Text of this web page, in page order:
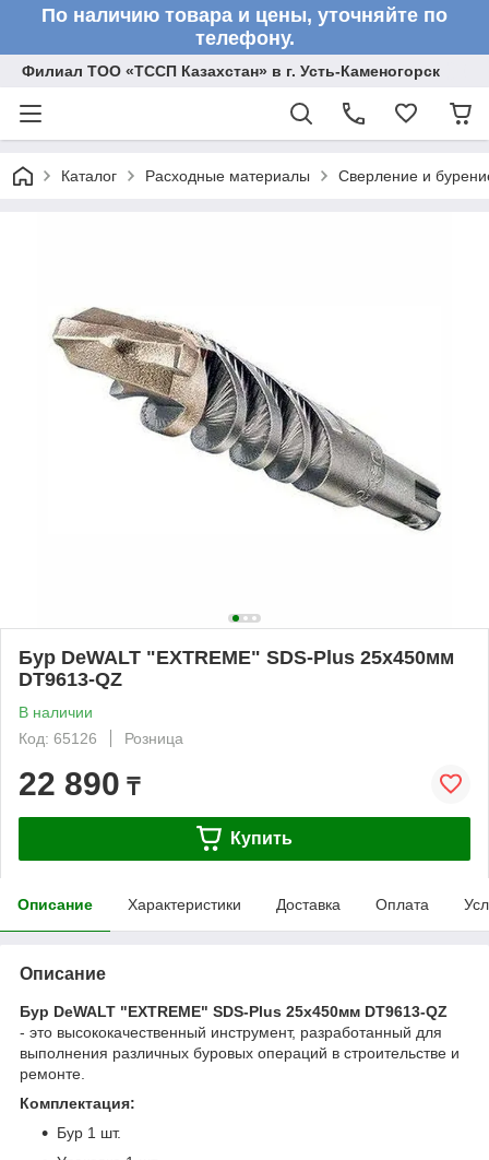
По наличию товара и цены, уточняйте по
телефону.
Филиал ТОО «ТССП Казахстан» в г. Усть-Каменогорск
Каталог Расходные материалы Сверление и
Бур DeWALT "EXTREME" SDS-Plus 25х450мм
DT9613-QZ
В наличии
Код: 65126
Розница
22 890 ₸
Купить
Описание Характеристики Доставка Оплата
Описание
Бур DeWALT "EXTREME" SDS-Plus 25х450мм DT9613-QZ
- это высококачественный инструмент, разработанный для
выполнения различных буровых операций в строительстве и
ремонте.
Комплектация:
Бур 1 шт.